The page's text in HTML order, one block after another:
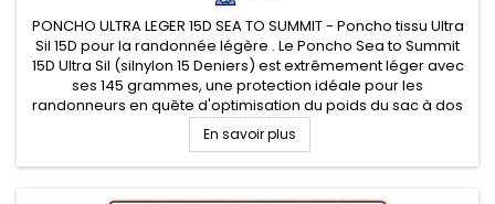
PONCHO ULTRA LEGER 15D SEA TO SUMMIT - Poncho tissu Ultra
Sil 15D pour la randonnée légère . Le Poncho Sea to Summit
15D Ultra Sil (silnylon 15 Deniers) est extrêmement léger avec
ses 145 grammes, une protection idéale pour les
randonneurs en quête d'optimisation du poids du sac à dos
En savoir plus